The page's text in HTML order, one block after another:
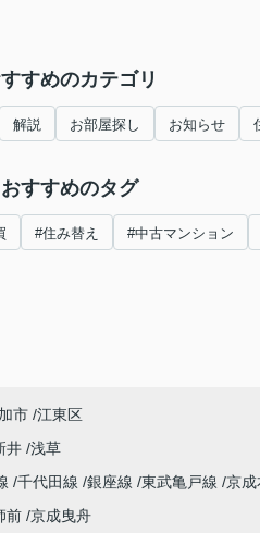
すめのカテゴリ
解説 お部屋探し お知らせ
おすすめのタグ
#住み替え #中古マンション
市 江東区
井 浅草
千代田線 銀座線 東武亀戸線 京成
前 京成曳舟